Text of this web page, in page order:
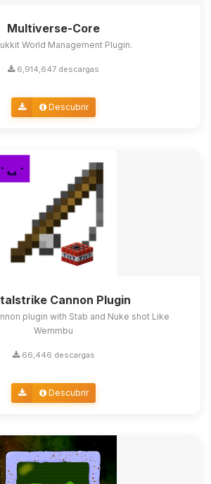
Multiverse-Core
World Management Plugin.
6,914,647 descargas
Descubrir
Cannon Plugin
plugin with Stab and Nuke shot Like
Wemmbu
66,446 descargas
Descubrir